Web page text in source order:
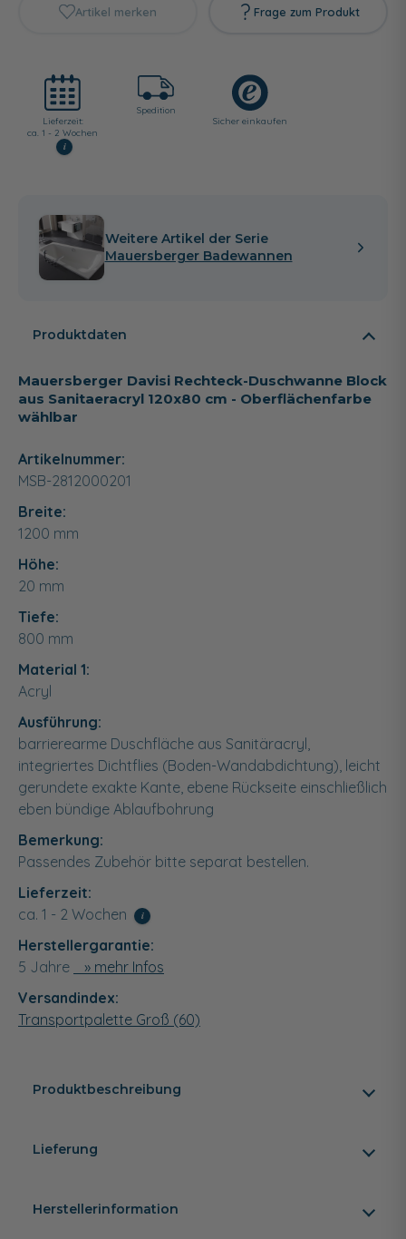
Artikel merken Frage zum Produkt
Lieferzeit:
ca. 1 - 2 Wochen
i
Spedition
Sicher einkaufen
Weitere Artikel der Serie
Mauersberger Badewannen
Produktdaten
Mauersberger Davisi Rechteck-Duschwanne Block
aus Sanitaeracryl 120x80 cm - Oberflächenfarbe
wählbar
Artikelnummer:
MSB-2812000201
Breite:
1200 mm
Höhe:
20 mm
Tiefe:
800 mm
Material 1:
Acryl
Ausführung:
barrierearme Duschfläche aus Sanitäracryl,
integriertes Dichtflies (Boden-Wandabdichtung), leicht
gerundete exakte Kante, ebene Rückseite einschließlich
eben bündige Ablaufbohrung
Bemerkung:
Passendes Zubehör bitte separat bestellen.
Lieferzeit:
ca. 1 - 2 Wochen
i
Herstellergarantie:
5 Jahre
» mehr Infos
Versandindex:
Transportpalette Groß (60)
Produktbeschreibung
Lieferung
Herstellerinformation